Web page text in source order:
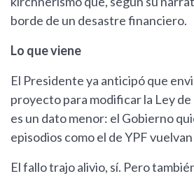
borde de un desastre financiero.
Lo que viene
El Presidente ya anticipó que
proyecto para modificar la Ley
es un dato menor: el Gobierno
episodios como el de YPF
El fallo trajo alivio, sí. Pero